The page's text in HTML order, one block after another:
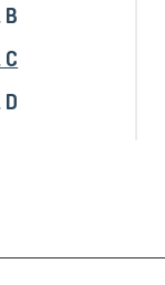
B
C
D